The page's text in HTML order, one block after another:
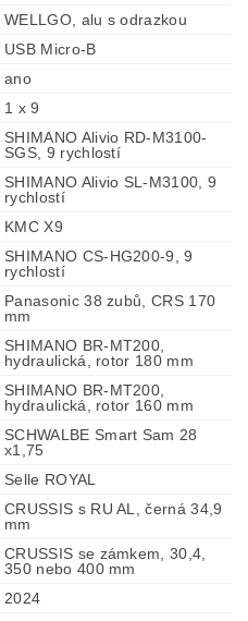
WELLGO, alu s odrazkou
USB Micro-B
ano
1 x 9
SHIMANO Alivio RD-M3100-
SGS, 9 rychlostí
SHIMANO Alivio SL-M3100, 9
rychlostí
KMC X9
SHIMANO CS-HG200-9, 9
rychlostí
Panasonic 38 zubů, CRS 170
mm
SHIMANO BR-MT200,
hydraulická, rotor 180 mm
SHIMANO BR-MT200,
hydraulická, rotor 160 mm
SCHWALBE Smart Sam 28
x1,75
Selle ROYAL
CRUSSIS s RU AL, černá 34,9
mm
CRUSSIS se zámkem, 30,4,
350 nebo 400 mm
2024